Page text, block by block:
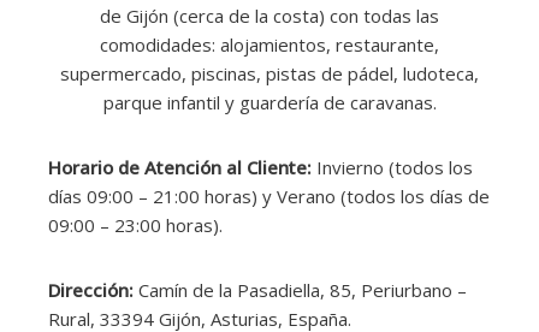
de Gijón (cerca de la costa) con todas las
comodidades: alojamientos, restaurante,
supermercado, piscinas, pistas de pádel, ludoteca,
parque infantil y guardería de caravanas.
Horario de Atención al Cliente: Invierno (todos los
días 09:00 – 21:00 horas) y Verano (todos los días de
09:00 – 23:00 horas).
Dirección: Camín de la Pasadiella, 85, Periurbano –
Rural, 33394 Gijón, Asturias, España.